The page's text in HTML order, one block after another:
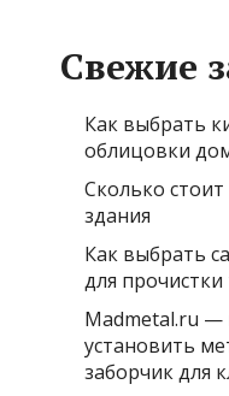
Свежие
Как выбрать
облицовки
Сколько
здания
Как выбрать
для прочистки
Madmetal.ru —
установить
заборчик для